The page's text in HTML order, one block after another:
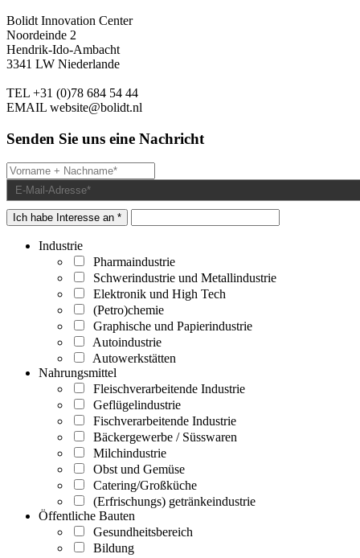
Bolidt Innovation Center
Noordeinde 2
Hendrik-Ido-Ambacht
3341 LW Niederlande
TEL +31 (0)78 684 54 44
EMAIL website@bolidt.nl
Senden Sie uns eine Nachricht
Ich habe Interesse an *
Industrie
Pharmaindustrie
Schwerindustrie und Metallindustrie
Elektronik und High Tech
(Petro)chemie
Graphische und Papierindustrie
Autoindustrie
Autowerkstätten
Nahrungsmittel
Fleischverarbeitende Industrie
Geflügelindustrie
Fischverarbeitende Industrie
Bäckergewerbe / Süsswaren
Milchindustrie
Obst und Gemüse
Catering/Großküche
(Erfrischungs) getränkeindustrie
Öffentliche Bauten
Gesundheitsbereich
Bildung